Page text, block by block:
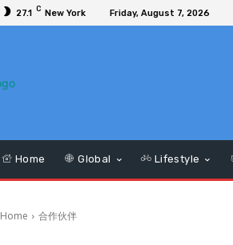
27.1 C New York Friday, August 7, 2026
Home Global Lifestyle
Home 合作伙伴